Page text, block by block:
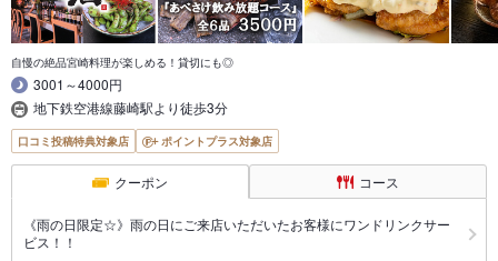
自慢の絶品宮崎料理が楽しめる！貸切にも◎
3001～4000円
地下鉄空港線藤崎駅より徒歩3分
口コミ投稿特典対象店 ポイントプラス対象店
クーポン コース
《雨の日限定☆》雨の日にご来店いただいたお客様にワンドリンクサー
ビス！！